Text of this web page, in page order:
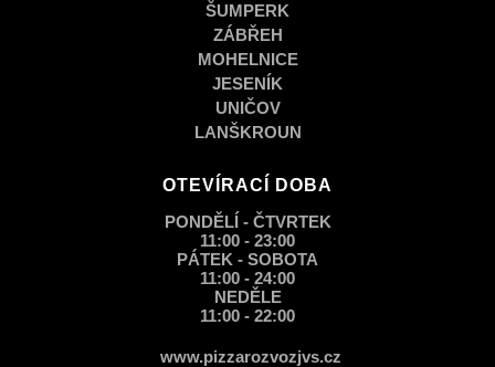
ŠUMPERK
ZÁBŘEH
MOHELNICE
JESENÍK
UNIČOV
LANŠKROUN
OTEVÍRACÍ DOBA
PONDĚLÍ - ČTVRTEK
11:00 - 23:00
PÁTEK - SOBOTA
11:00 - 24:00
NEDĚLE
11:00 - 22:00
www.pizzarozvozjvs.cz